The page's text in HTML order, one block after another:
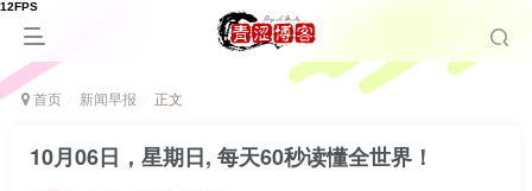
首页 新闻早报 正文
10月06日，星期日, 每天60秒读懂全世界！